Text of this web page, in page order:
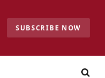
SUBSCRIBE NOW